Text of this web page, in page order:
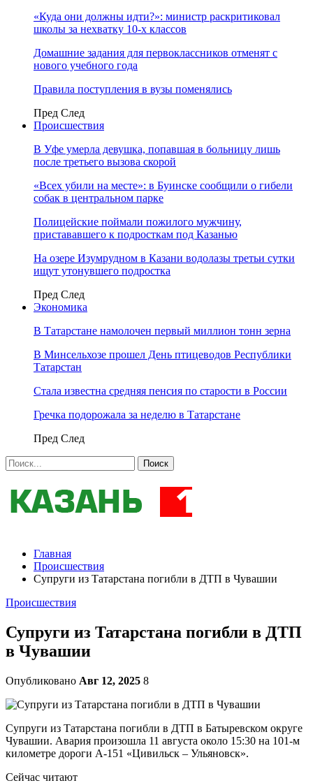
«Куда они должны идти?»: министр раскритиковал
школы за нехватку 10-х классов
Домашние задания для первоклассников отменят с
нового учебного года
Правила поступления в вузы поменялись
Пред След
Происшествия
В Уфе умерла девушка, попавшая в больницу лишь
после третьего вызова скорой
«Всех убили на месте»: в Буинске сообщили о гибели
собак в центральном парке
Полицейские поймали пожилого мужчину,
пристававшего к подросткам под Казанью
На озере Изумрудном в Казани водолазы третьи сутки
ищут утонувшего подростка
Пред След
Экономика
В Татарстане намолочен первый миллион тонн зерна
В Минсельхозе прошел День птицеводов Республики
Татарстан
Стала известна средняя пенсия по старости в России
Гречка подорожала за неделю в Татарстане
Пред След
Главная
Происшествия
Супруги из Татарстана погибли в ДТП в Чувашии
Происшествия
Супруги из Татарстана погибли в ДТП
в Чувашии
Опубликовано Авг 12, 2025 8
Супруги из Татарстана погибли в ДТП в Батыревском округе
Чувашии. Авария произошла 11 августа около 15:30 на 101-м
километре дороги А-151 «Цивильск – Ульяновск».
Сейчас читают